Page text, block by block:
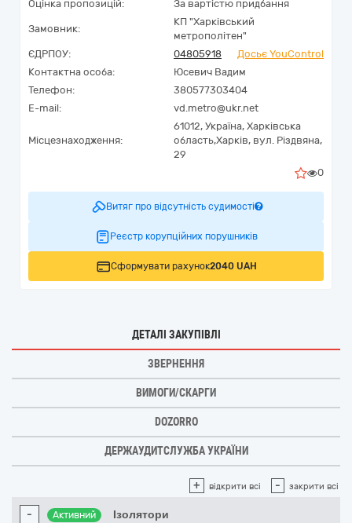
Оцінка пропозицій:
За вартістю придбання
Замовник:
КП "Харківський
метрополітен"
ЄДРПОУ:
04805918
Досьє YouControl
Контактна особа:
Юсевич Вадим
Телефон:
380577303404
E-mail:
vd.metro@ukr.net
Місцезнаходження:
61012, Україна, Харківська
область,Харків, вул. Різдвяна,
29
0
Витяг про відсутність судимості
Реєстр корупційних порушників
Сформувати рахунок2040 UAH
ДЕТАЛІ ЗАКУПІВЛІ
ЗВЕРНЕННЯ
ВИМОГИ/СКАРГИ
DOZORRO
ДЕРЖАУДИТСЛУЖБА УКРАЇНИ
+ відкрити всі - закрити всі
- Активний Ізолятори